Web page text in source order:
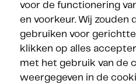
Onze partners
voor de functionering
en voorkeur. Wij zouden
gebruiken voor
klikken op alles
met het gebruik van de
weergegeven in de